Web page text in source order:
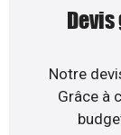
Notre
Grâce à